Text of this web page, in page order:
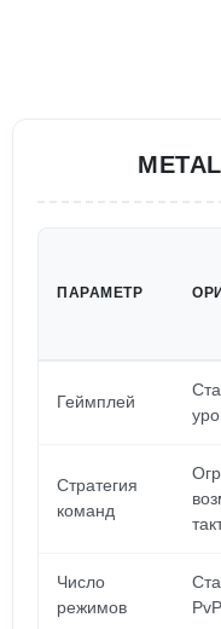
ПАРАМЕТР
Геймплей
Стратегия
команд
Число
режимов